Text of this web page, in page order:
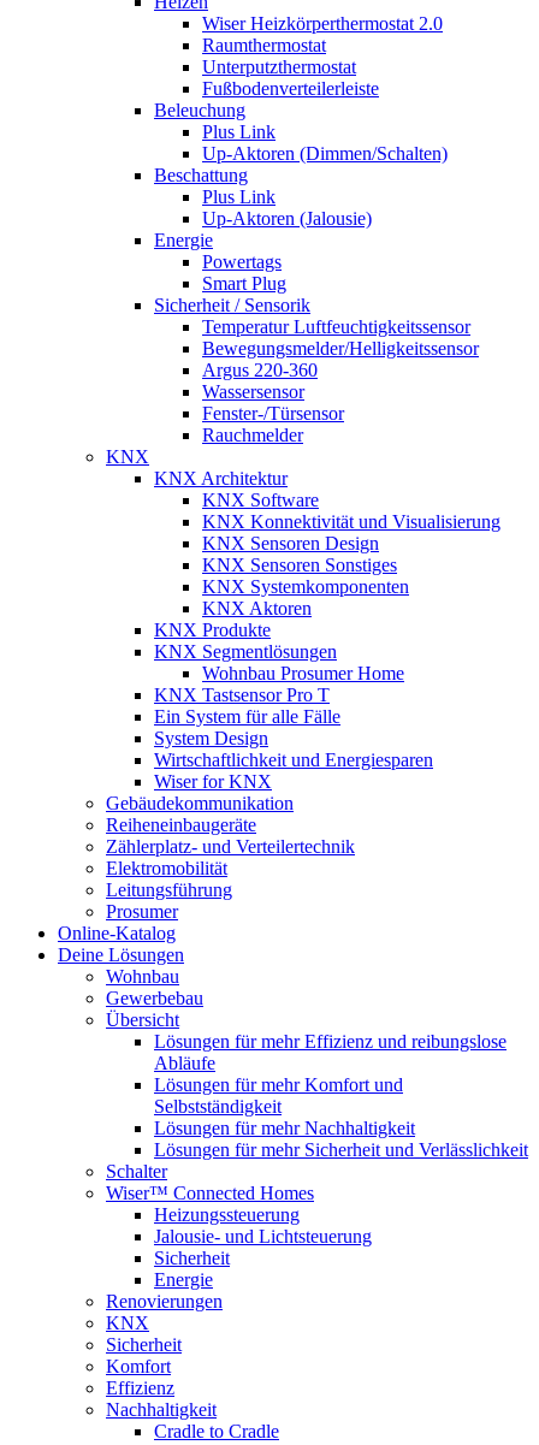
Wiser Heizkörperthermostat 2.0
Raumthermostat
Unterputzthermostat
Fußbodenverteilerleiste
Beleuchung
Plus Link
Up-Aktoren (Dimmen/Schalten)
Beschattung
Plus Link
Up-Aktoren (Jalousie)
Energie
Powertags
Smart Plug
Sicherheit / Sensorik
Temperatur Luftfeuchtigkeitssensor
Bewegungsmelder/Helligkeitssensor
Argus 220-360
Wassersensor
Fenster-/Türsensor
Rauchmelder
KNX
KNX Architektur
KNX Software
KNX Konnektivität und Visualisierung
KNX Sensoren Design
KNX Sensoren Sonstiges
KNX Systemkomponenten
KNX Aktoren
KNX Produkte
KNX Segmentlösungen
Wohnbau Prosumer Home
KNX Tastsensor Pro T
Ein System für alle Fälle
System Design
Wirtschaftlichkeit und Energiesparen
Wiser for KNX
Gebäudekommunikation
Reiheneinbaugeräte
Zählerplatz- und Verteilertechnik
Elektromobilität
Leitungsführung
Prosumer
Online-Katalog
Deine Lösungen
Wohnbau
Gewerbebau
Übersicht
Lösungen für mehr Effizienz und reibungslose
Abläufe
Lösungen für mehr Komfort und
Selbstständigkeit
Lösungen für mehr Nachhaltigkeit
Lösungen für mehr Sicherheit und Verlässlichkeit
Schalter
Wiser™ Connected Homes
Heizungssteuerung
Jalousie- und Lichtsteuerung
Sicherheit
Energie
Renovierungen
KNX
Sicherheit
Komfort
Effizienz
Nachhaltigkeit
Cradle to Cradle